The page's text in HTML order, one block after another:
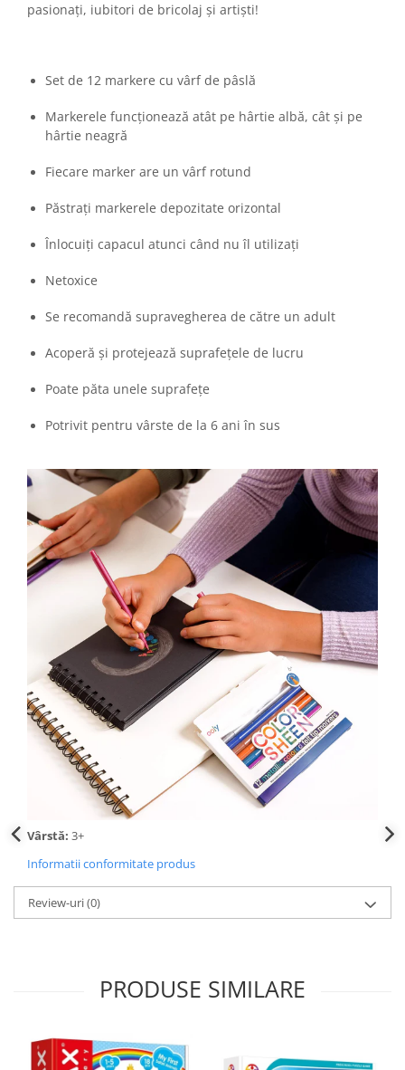
pasionați, iubitori de bricolaj și artiști!
Set de 12 markere cu vârf de pâslă
Markerele funcționează atât pe hârtie albă, cât și pe
hârtie neagră
Fiecare marker are un vârf rotund
Păstrați markerele depozitate orizontal
Înlocuiți capacul atunci când nu îl utilizați
Netoxice
Se recomandă supravegherea de către un adult
Acoperă și protejează suprafețele de lucru
Poate păta unele suprafețe
Potrivit pentru vârste de la 6 ani în sus
Vârstă: 3+
Informatii conformitate produs
Review-uri(0)
PRODUSE SIMILARE